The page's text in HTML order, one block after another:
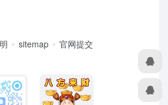
sitemap 官网提交